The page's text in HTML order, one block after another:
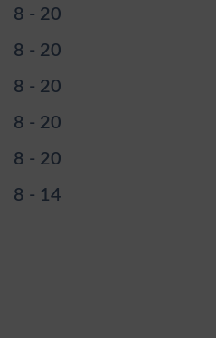
8 - 20
8 - 20
8 - 20
8 - 20
8 - 20
8 - 14